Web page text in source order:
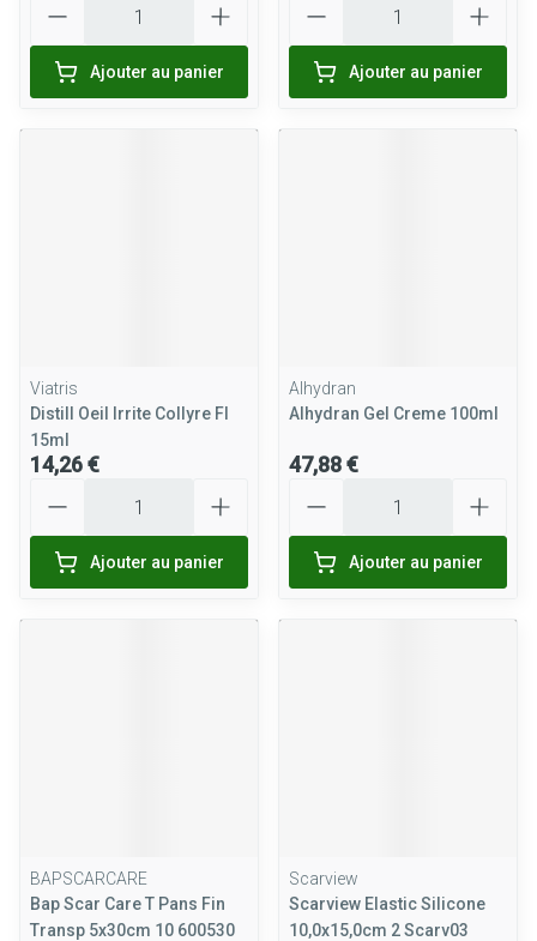
Ajouter au panier Ajouter au panier
Viatris
Distill Oeil Irrite Collyre Fl
15ml
14,26 €
Ajouter au panier
Alhydran
Alhydran Gel Creme 100ml
47,88 €
Ajouter au panier
BAPSCARCARE
Bap Scar Care T Pans Fin
Transp 5x30cm 10 600530
Scarview
Scarview Elastic Silicone
10,0x15,0cm 2 Scarv03